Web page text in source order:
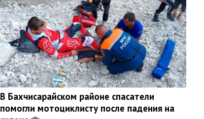
В Бахчисарайском районе спасатели
помогли мотоциклисту после падения на